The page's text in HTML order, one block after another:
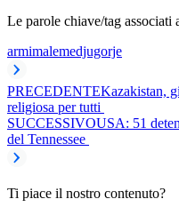
Le parole chiave/tag associati
armimalemedjugorje
PRECEDENTEKazakistan,
religiosa per tutti
SUCCESSIVOUSA: 51
del Tennessee
Ti piace il nostro contenuto?